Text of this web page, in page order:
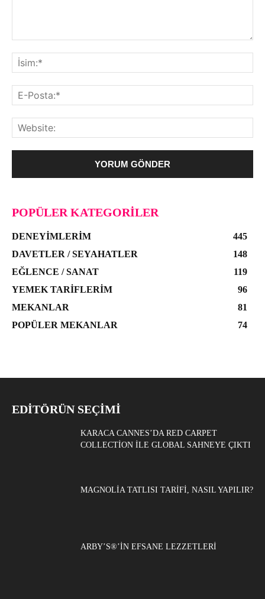
POPÜLER KATEGORILER
DENEYIMLERIM
445
DAVETLER / SEYAHATLER
148
EĞLENCE / SANAT
119
YEMEK TARIFLERIM
96
MEKANLAR
81
POPÜLER MEKANLAR
74
EDITÖRÜN SEÇIMI
KARACA CANNES’DA RED CARPET
COLLECTION ILE GLOBAL SAHNEYE ÇIKTI
MAGNOLIA TATLISI TARIFI, NASIL YAPILIR?
ARBY’S®’IN EFSANE LEZZETLERI